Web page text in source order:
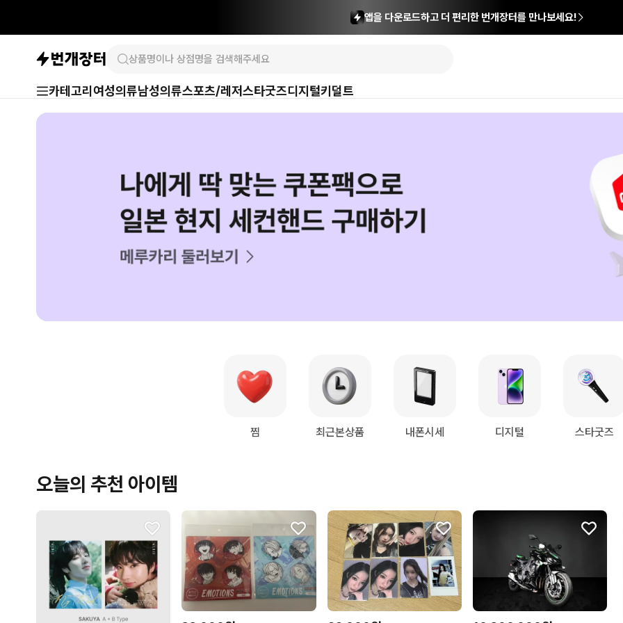
앱을 다운로드하고 더 편리한 번개장터를 만나보세요!
카테고리 여성의류남성의류스포츠/레저스타굿즈디지털키덜트
찜 최근본상품 내폰시세 디지털 스타굿즈
오늘의 추천 아이템